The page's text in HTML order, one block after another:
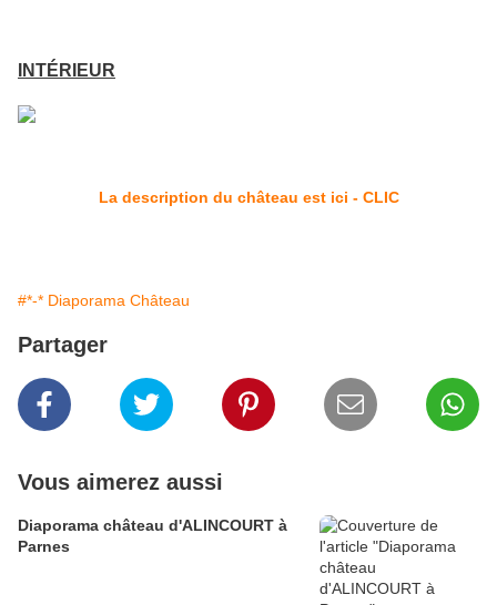
INTÉRIEUR
La description du château est ici - CLIC
#*-* Diaporama Château
Partager
Vous aimerez aussi
Diaporama château d'ALINCOURT à
Parnes